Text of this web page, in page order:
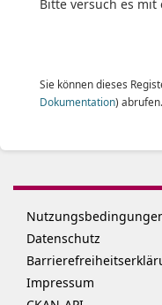
Bitte versuch es mit
Sie können dieses
Dokumentation) abrufen.
Datenschutz
Impressum